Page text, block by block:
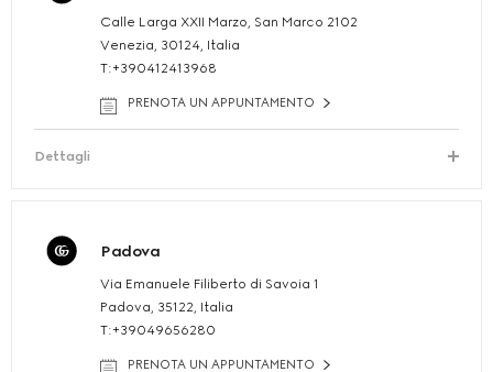
Calle Larga XXII Marzo, San Marco 2102
Venezia, 30124, Italia
T:+390412413968
PRENOTA UN APPUNTAMENTO
Dettagli
Padova
Via Emanuele Filiberto di Savoia 1
Padova, 35122, Italia
T:+39049656280
PRENOTA UN APPUNTAMENTO